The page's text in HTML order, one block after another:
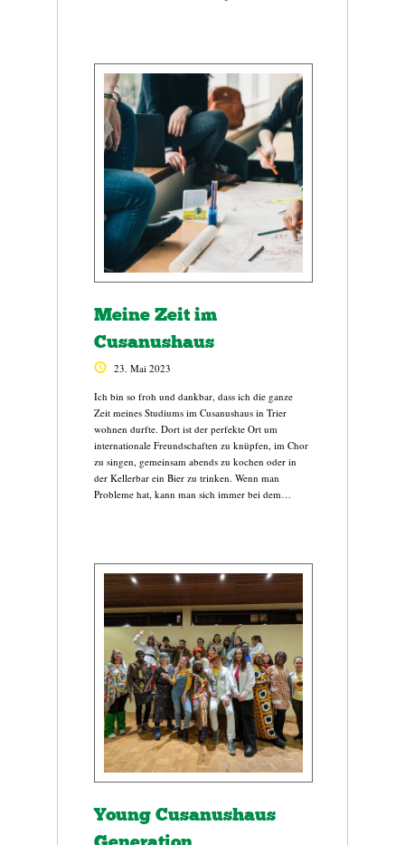
Meine Zeit im
Cusanushaus
23. Mai 2023
Ich bin so froh und dankbar, dass ich die ganze
Zeit meines Studiums im Cusanushaus in Trier
wohnen durfte. Dort ist der perfekte Ort um
internationale Freundschaften zu knüpfen, im Chor
zu singen, gemeinsam abends zu kochen oder in
der Kellerbar ein Bier zu trinken. Wenn man
Probleme hat, kann man sich immer bei dem…
Young Cusanushaus